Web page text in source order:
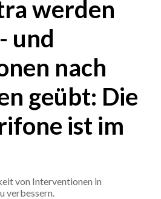
werden
und
nach
geübt: Die
ist im
von Interventionen in
verbessern.